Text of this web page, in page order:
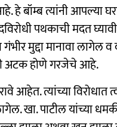
हे बॉम्ब त्यांनी आपल्या
पथकाची मदत
मुद्दा मानावा लागेल
अटक होणे गरजेचे आहे.
आहेत. त्यांच्या विरोधात
खा. पाटील यांच्या